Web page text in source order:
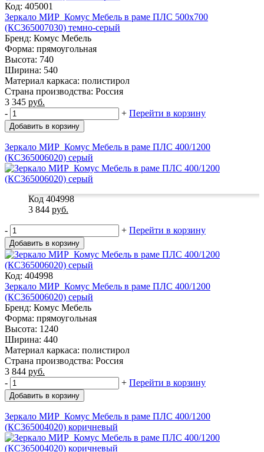
Код: 405001
Зеркало МИР_Комус Мебель в раме ПЛС 500х700
(КС365007030) темно-серый
Бренд: Комус Мебель
Форма: прямоугольная
Высота: 740
Ширина: 540
Материал каркаса: полистирол
Страна производства: Россия
3 345 руб.
-
+ Перейти в корзину
Добавить в корзину
Зеркало МИР_Комус Мебель в раме ПЛС 400/1200
(КС365006020) серый
Код 404998
3 844 руб.
- + Перейти в корзину
Добавить в корзину
Код: 404998
Зеркало МИР_Комус Мебель в раме ПЛС 400/1200
(КС365006020) серый
Бренд: Комус Мебель
Форма: прямоугольная
Высота: 1240
Ширина: 440
Материал каркаса: полистирол
Страна производства: Россия
3 844 руб.
-
+ Перейти в корзину
Добавить в корзину
Зеркало МИР_Комус Мебель в раме ПЛС 400/1200
(КС365004020) коричневый